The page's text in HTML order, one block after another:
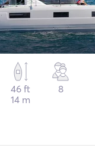
46 ft
14 m
8